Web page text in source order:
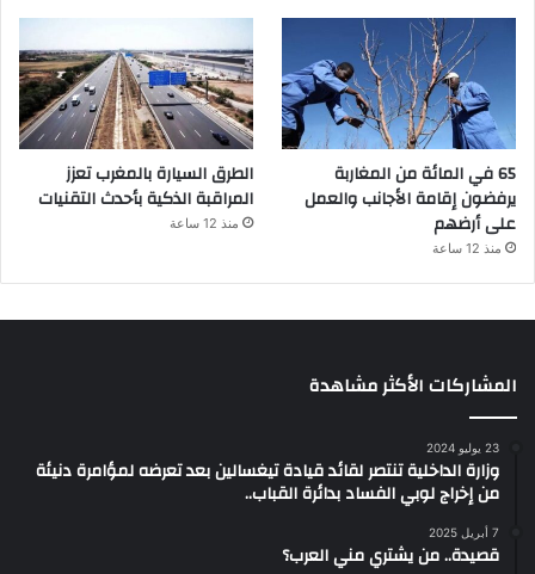
65 في المائة من المغاربة
يرفضون إقامة الأجانب والعمل
على أرضهم
منذ 12 ساعة
الطرق السيارة بالمغرب تعزز
المراقبة الذكية بأحدث التقنيات
منذ 12 ساعة
المشاركات الأكثر مشاهدة
23 يوليو 2024
وزارة الداخلية تنتصر لقائد قيادة تيغسالين بعد تعرضه لمؤامرة دنيئة
من إخراج لوبي الفساد بدائرة القباب..
7 أبريل 2025
قصيدة.. من يشتري مني العرب؟